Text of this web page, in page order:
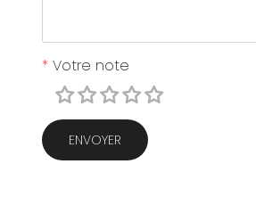
* Votre note
ENVOYER